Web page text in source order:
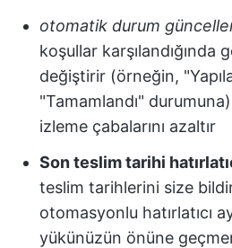
otomatik durum
koşullar karşılandığında
değiştirir (örneğin,
"Tamamlandı"
izleme çabalarını azaltır
Son teslim tarihi
teslim tarihlerini size
otomasyonlu hatırlatıcı
yükünüzün önüne